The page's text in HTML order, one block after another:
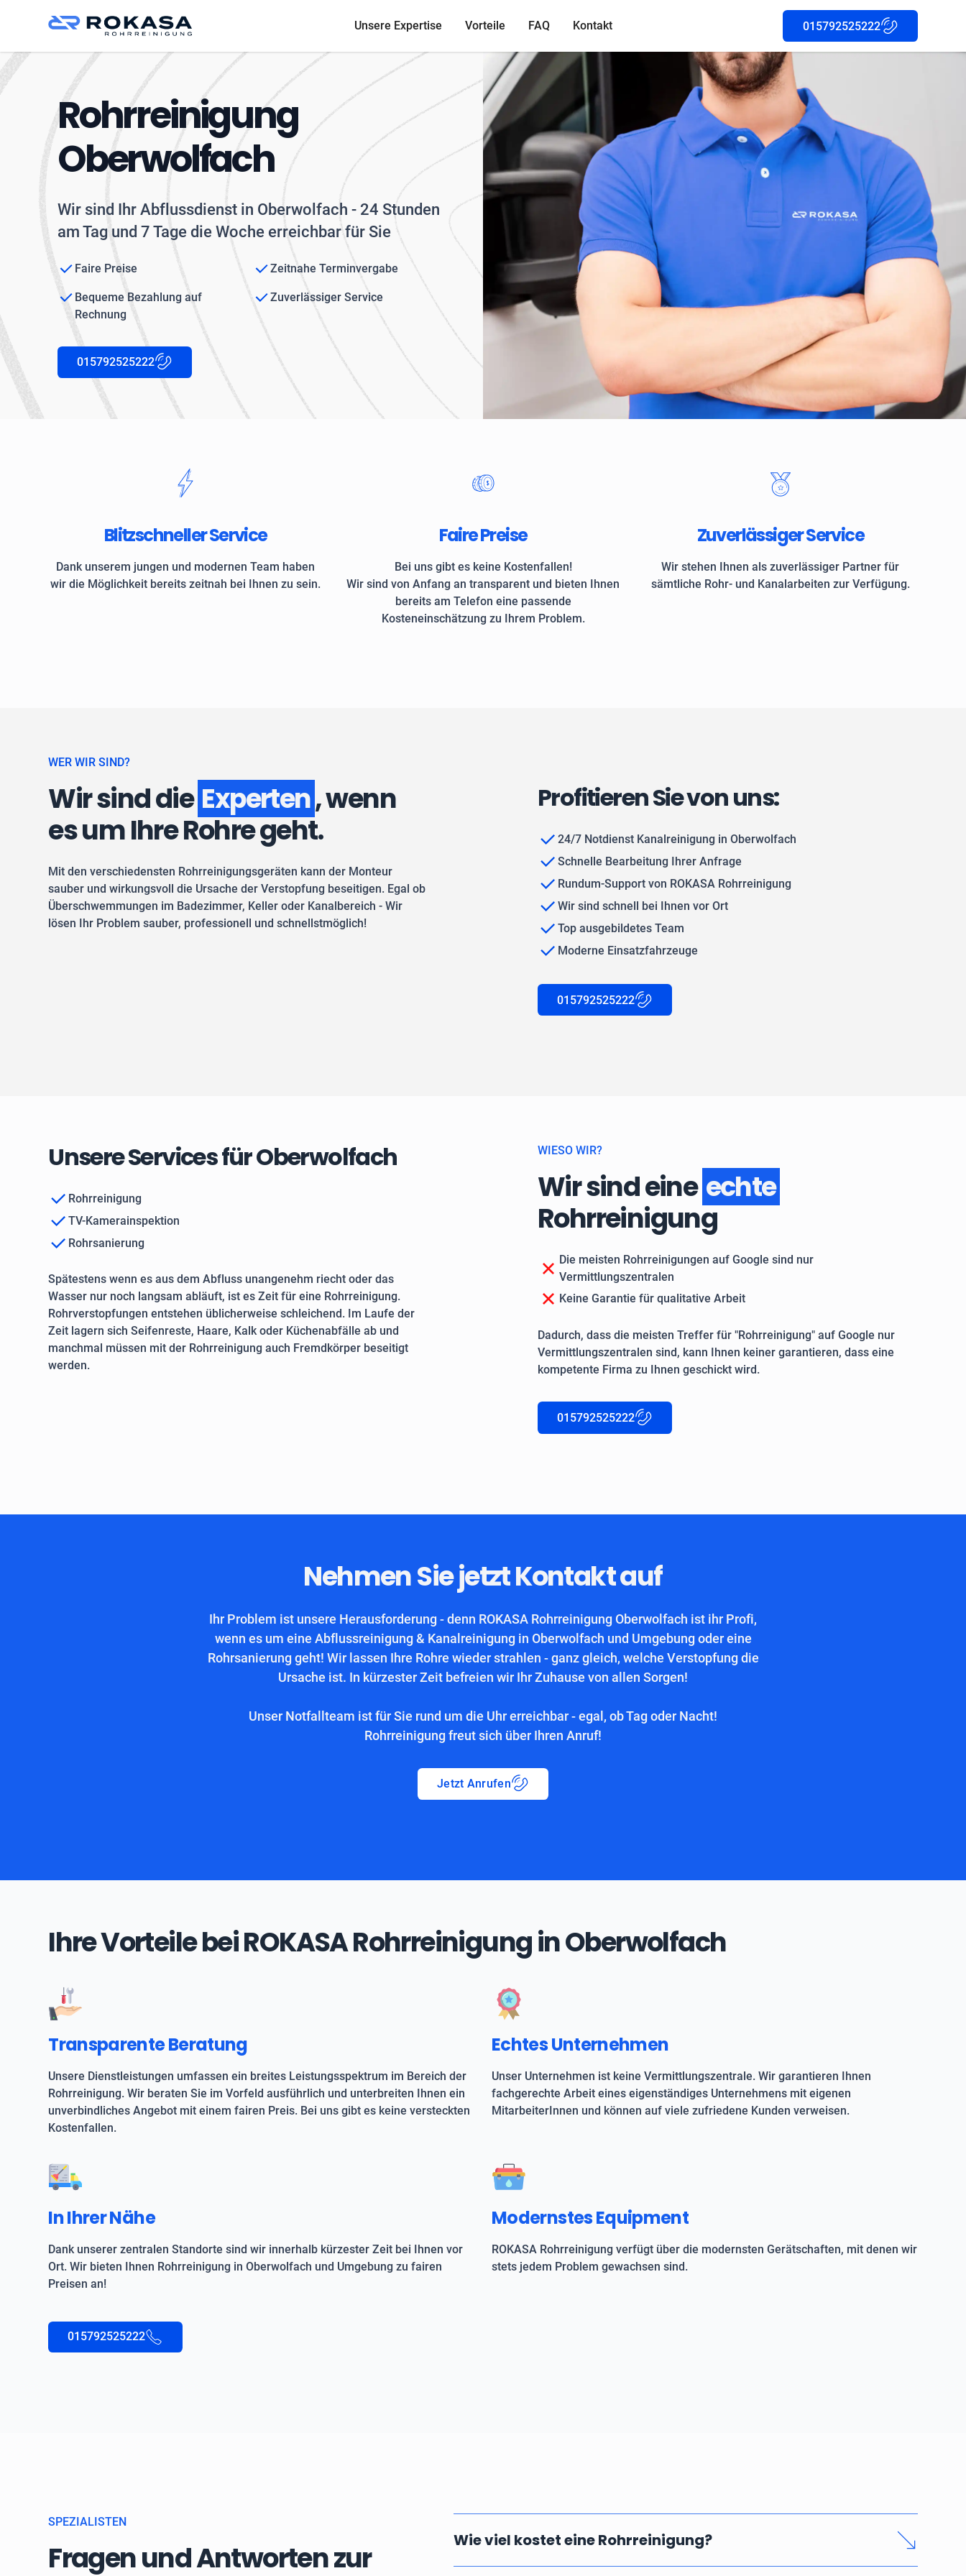
Unsere Expertise Vorteile FAQ Kontakt 015792525222
Rohrreinigung
Oberwolfach
Wir sind Ihr Abflussdienst in Oberwolfach - 24 Stunden
am Tag und 7 Tage die Woche erreichbar für Sie
Faire Preise Zeitnahe Terminvergabe
Bequeme Bezahlung auf
Rechnung
Zuverlässiger Service
015792525222
Blitzschneller Service
Dank unserem jungen und modernen Team haben
wir die Möglichkeit bereits zeitnah bei Ihnen zu sein.
Faire Preise
Bei uns gibt es keine Kostenfallen!
Wir sind von Anfang an transparent und bieten Ihnen
bereits am Telefon eine passende
Kosteneinschätzung zu Ihrem Problem.
Zuverlässiger Service
Wir stehen Ihnen als zuverlässiger Partner für
sämtliche Rohr- und Kanalarbeiten zur Verfügung.
WER WIR SIND?
Wir sind die Experten, wenn
es um Ihre Rohre geht.
Mit den verschiedensten Rohrreinigungsgeräten kann der Monteur
sauber und wirkungsvoll die Ursache der Verstopfung beseitigen. Egal ob
Überschwemmungen im Badezimmer, Keller oder Kanalbereich - Wir
lösen Ihr Problem sauber, professionell und schnellstmöglich!
Profitieren Sie von uns:
24/7 Notdienst Kanalreinigung in Oberwolfach
Schnelle Bearbeitung Ihrer Anfrage
Rundum-Support von ROKASA Rohrreinigung
Wir sind schnell bei Ihnen vor Ort
Top ausgebildetes Team
Moderne Einsatzfahrzeuge
015792525222
Unsere Services für Oberwolfach
Rohrreinigung
TV-Kamerainspektion
Rohrsanierung
Spätestens wenn es aus dem Abfluss unangenehm riecht oder das
Wasser nur noch langsam abläuft, ist es Zeit für eine Rohrreinigung.
Rohrverstopfungen entstehen üblicherweise schleichend. Im Laufe der
Zeit lagern sich Seifenreste, Haare, Kalk oder Küchenabfälle ab und
manchmal müssen mit der Rohrreinigung auch Fremdkörper beseitigt
werden.
WIESO WIR?
Wir sind eine echte
Rohrreinigung
Die meisten Rohrreinigungen auf Google sind nur
Vermittlungszentralen
Keine Garantie für qualitative Arbeit
Dadurch, dass die meisten Treffer für "Rohrreinigung" auf Google nur
Vermittlungszentralen sind, kann Ihnen keiner garantieren, dass eine
kompetente Firma zu Ihnen geschickt wird.
015792525222
Nehmen Sie jetzt Kontakt auf
Ihr Problem ist unsere Herausforderung - denn ROKASA Rohrreinigung Oberwolfach ist ihr Profi,
wenn es um eine Abflussreinigung & Kanalreinigung in Oberwolfach und Umgebung oder eine
Rohrsanierung geht! Wir lassen Ihre Rohre wieder strahlen - ganz gleich, welche Verstopfung die
Ursache ist. In kürzester Zeit befreien wir Ihr Zuhause von allen Sorgen!
Unser Notfallteam ist für Sie rund um die Uhr erreichbar - egal, ob Tag oder Nacht!
Rohrreinigung freut sich über Ihren Anruf!
Jetzt Anrufen
Ihre Vorteile bei ROKASA Rohrreinigung in Oberwolfach
Transparente Beratung
Unsere Dienstleistungen umfassen ein breites Leistungsspektrum im Bereich der
Rohrreinigung. Wir beraten Sie im Vorfeld ausführlich und unterbreiten Ihnen ein
unverbindliches Angebot mit einem fairen Preis. Bei uns gibt es keine versteckten
Kostenfallen.
Echtes Unternehmen
Unser Unternehmen ist keine Vermittlungszentrale. Wir garantieren Ihnen
fachgerechte Arbeit eines eigenständiges Unternehmens mit eigenen
MitarbeiterInnen und können auf viele zufriedene Kunden verweisen.
In Ihrer Nähe
Dank unserer zentralen Standorte sind wir innerhalb kürzester Zeit bei Ihnen vor
Ort. Wir bieten Ihnen Rohrreinigung in Oberwolfach und Umgebung zu fairen
Preisen an!
Modernstes Equipment
ROKASA Rohrreinigung verfügt über die modernsten Gerätschaften, mit denen wir
stets jedem Problem gewachsen sind.
015792525222
SPEZIALISTEN
Fragen und Antworten zur
Wie viel kostet eine Rohrreinigung?